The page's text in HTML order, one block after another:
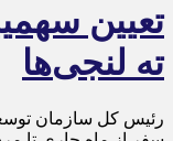
تعیین
ته لنجی‌ها
رئیس کل سازمان